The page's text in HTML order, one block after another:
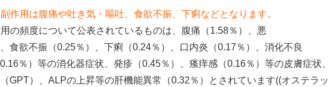
作用は腹痛や吐き気・嘔吐、食欲不振、下痢などとなります。
の頻度について公表されているものは、腹痛（1.58％）、悪
食欲不振（0.25％）、下痢（0.24％）、口内炎（0.17％）、消化不良
％）等の消化器症状、発疹（0.45％）、瘙痒感（0.16％）等の皮膚症状、
GPT）、ALPの上昇等の肝機能異常（0.32％）とされています((オステラッ